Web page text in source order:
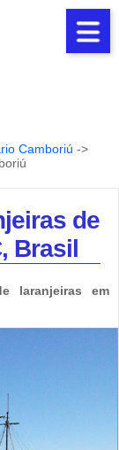
Camboriú ->
de
Brasil
laranjeiras em